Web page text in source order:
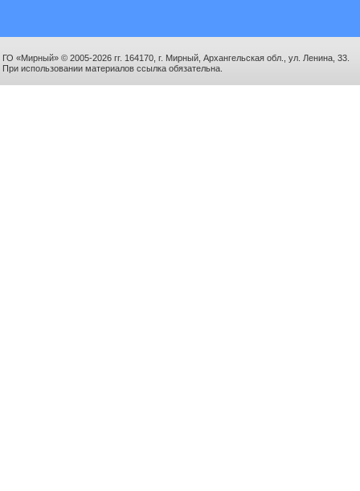
ГО «Мирный» © 2005-2026 гг. 164170, г. Мирный, Архангельская обл., ул. Ленина, 33.
При использовании материалов ссылка обязательна.